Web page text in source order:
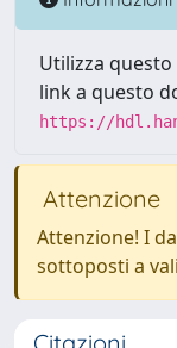
Utilizza
link a questo
https://
Attenzione
Attenzione! I
sottoposti a